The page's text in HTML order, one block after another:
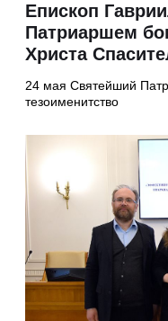
Епископ
Патриаршем
Христа
24 мая Святейший
тезоименитство